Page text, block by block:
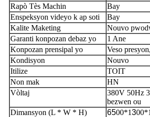
Rapò Tès Machin
Bay
Enspeksyon videyo k ap soti
Bay
Kalite Maketing
Nouvo
Garanti konpozan debaz yo
1 Ane
Konpozan prensipal yo
Veso
Kondisyon
Nouvo
Itilize
TOIT
Non mak
HN
Vòltaj
380V 50Hz
bezwen ou
Dimansyon (L * W * H)
6500*1300*1